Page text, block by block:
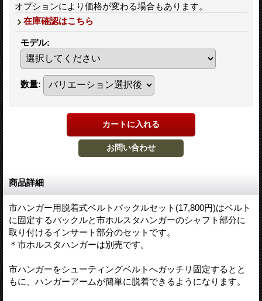
オプションにより価格が変わる場合もあります。
在庫確認はこちら
モデル:
数量:
商品詳細
市ハンガー用脱着式ベルトバックルセット(17,800円)はベルト
に固定するバックルと市ホルスタハンガーのシャフト部分に
取り付けるインサート部分のセットです。
＊市ホルスタハンガーは別売です。
市ハンガーをシューティングベルトへガッチリ固定するとと
もに、ハンガーアームが簡単に脱着できるようになります。